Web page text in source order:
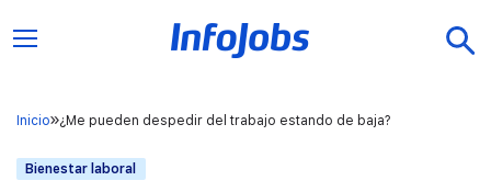
Inicio ¿Me pueden despedir del trabajo estando de baja?
Bienestar laboral